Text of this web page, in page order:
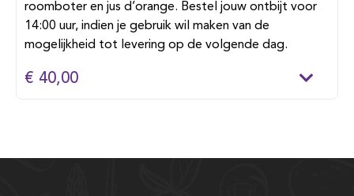
roomboter en jus d’orange. Bestel jouw ontbijt voor
14:00 uur, indien je gebruik wil maken van de
mogelijkheid tot levering op de volgende dag.
€ 40,00